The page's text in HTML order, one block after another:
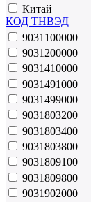
Китай
КОД ТНВЭД
9031100000
9031200000
9031410000
9031491000
9031499000
9031803200
9031803400
9031803800
9031809100
9031809800
9031902000